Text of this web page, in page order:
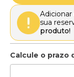
sua
produto!